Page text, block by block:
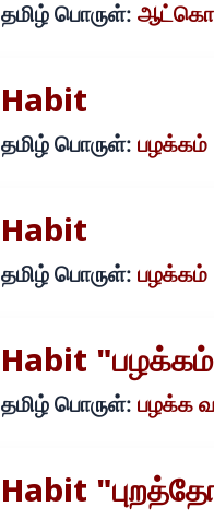
தமிழ் பொருள்:
Habit
தமிழ் பொருள்: பழக்கம்
Habit
தமிழ் பொருள்: பழக்கம்
Habit "பழக்கம்
தமிழ் பொருள்: பழக்க
Habit